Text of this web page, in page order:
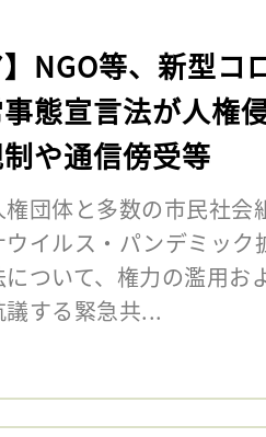
】NGO等、新型コ
態宣言法が人権
や通信傍受等
団体と多数の市民社会
イルス・パンデミッ
ついて、権力の濫用お
する緊急共...